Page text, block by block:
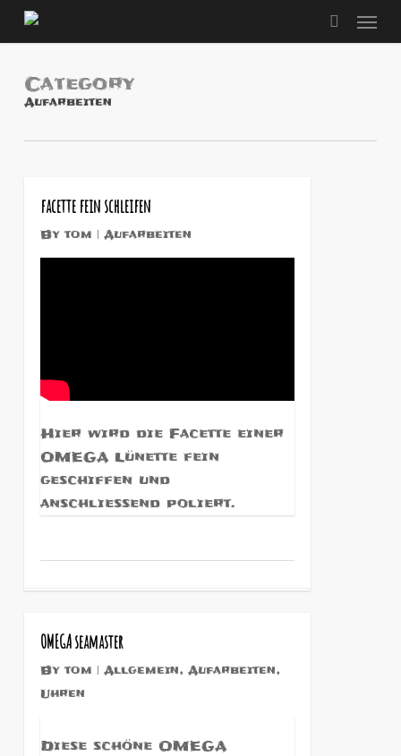
Skip
content
search
Category
Aufarbeiten
facette fein schleifen
By tom Aufarbeiten
Hier wird die Facette einer
OMEGA Lünette fein
geschiffen und
anschliessend poliert.
OMEGA seamaster
By tom Allgemein, Aufarbeiten,
Uhren
Diese schöne OMEGA